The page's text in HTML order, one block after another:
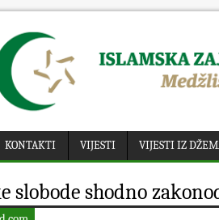
KONTAKTI VIJESTI VIJESTI IZ
slobode shodno